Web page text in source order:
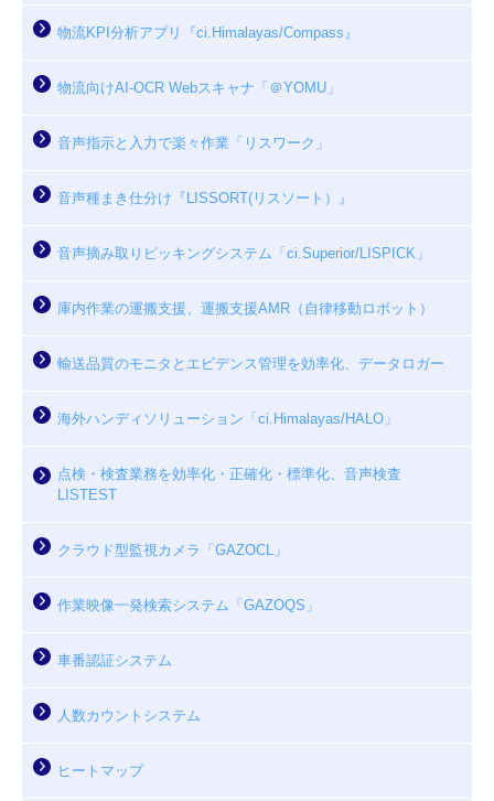
物流KPI分析アプリ『ci.Himalayas/Compass』
物流向けAI-OCR Webスキャナ「＠YOMU」
音声指示と入力で楽々作業「リスワーク」
音声種まき仕分け『LISSORT(リスソート）』
音声摘み取りピッキングシステム「ci.Superior/LISPICK」
庫内作業の運搬支援、運搬支援AMR（自律移動ロボット）
輸送品質のモニタとエビデンス管理を効率化、データロガー
海外ハンディソリューション「ci.Himalayas/HALO」
点検・検査業務を効率化・正確化・標準化、音声検査
LISTEST
クラウド型監視カメラ「GAZOCL」
作業映像一発検索システム「GAZOQS」
車番認証システム
人数カウントシステム
ヒートマップ